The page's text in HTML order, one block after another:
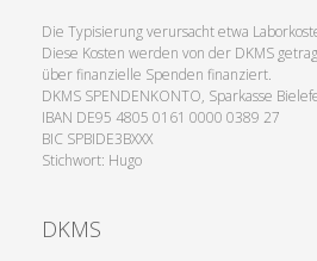
Die Typisierung verursacht etwa
Diese Kosten werden von der DKMS
über finanzielle Spenden finanziert.
DKMS SPENDENKONTO, Sparkasse
IBAN DE95 4805 0161 0000 0389 27
BIC SPBIDE3BXXX
Stichwort: Hugo
DKMS